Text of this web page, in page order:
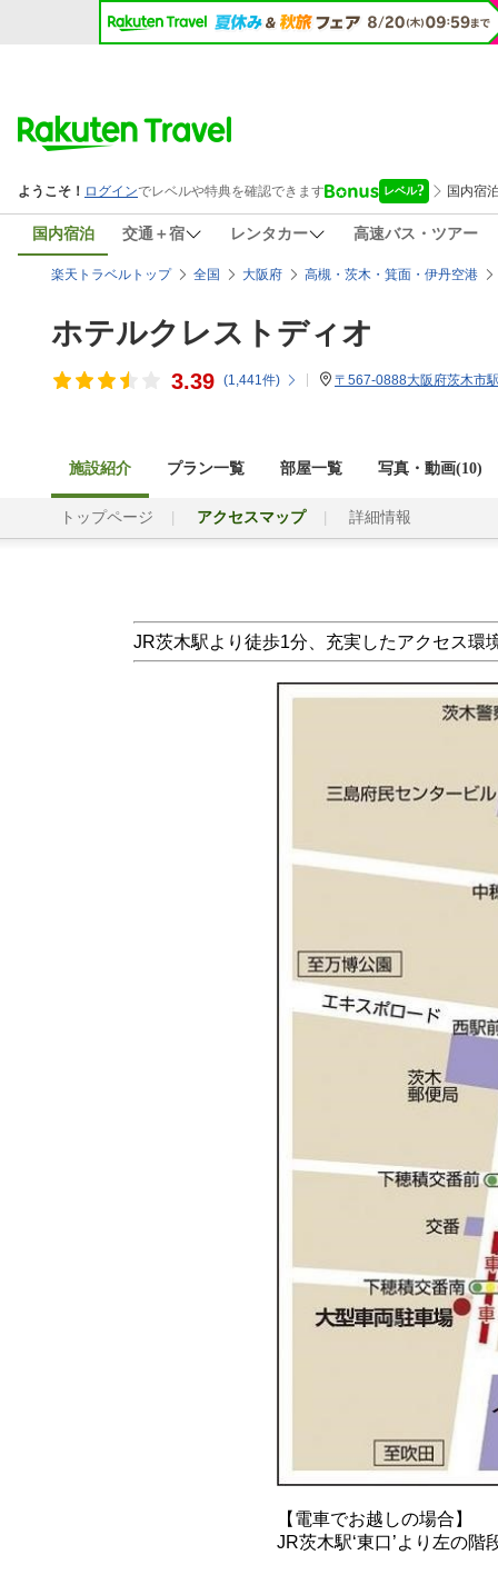
国内宿泊 交通＋宿 レンタカー 高速バス・ツアー
楽天トラベルトップ 全国 大阪府 高槻・茨木・箕面・伊丹空港
ホテルクレストディオ
3.39 (1,441件) 〒567-0888大阪府茨木市
施設紹介 プラン一覧 部屋一覧 写真・動画(10)
トップページ アクセスマップ 詳細情報
JR茨木駅より徒歩1分、充実したアクセス環
【電車でお越しの場合】
JR茨木駅‘東口’より左の階